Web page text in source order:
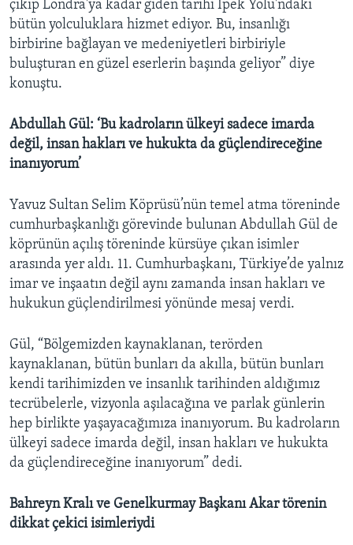
çıkıp Londra'ya kadar giden tarihi İpek Yolu'ndaki
bütün yolculuklara hizmet ediyor. Bu, insanlığı
birbirine bağlayan ve medeniyetleri birbiriyle
buluşturan en güzel eserlerin başında geliyor” diye
konuştu.
Abdullah Gül: ‘Bu kadroların ülkeyi sadece imarda
değil, insan hakları ve hukukta da güçlendireceğine
inanıyorum’
Yavuz Sultan Selim Köprüsü’nün temel atma töreninde
cumhurbaşkanlığı görevinde bulunan Abdullah Gül de
köprünün açılış töreninde kürsüye çıkan isimler
arasında yer aldı. 11. Cumhurbaşkanı, Türkiye’de yalnız
imar ve inşaatın değil aynı zamanda insan hakları ve
hukukun güçlendirilmesi yönünde mesaj verdi.
Gül, “Bölgemizden kaynaklanan, terörden
kaynaklanan, bütün bunları da akılla, bütün bunları
kendi tarihimizden ve insanlık tarihinden aldığımız
tecrübelerle, vizyonla aşılacağına ve parlak günlerin
hep birlikte yaşayacağımıza inanıyorum. Bu kadroların
ülkeyi sadece imarda değil, insan hakları ve hukukta
da güçlendireceğine inanıyorum” dedi.
Bahreyn Kralı ve Genelkurmay Başkanı Akar törenin
dikkat çekici isimleriydi